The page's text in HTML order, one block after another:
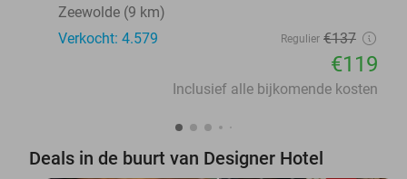
Zeewolde (9 km)
Verkocht: 4.579
Regulier €137
€119
Inclusief alle bijkomende kosten
Deals in de buurt van Designer Hotel